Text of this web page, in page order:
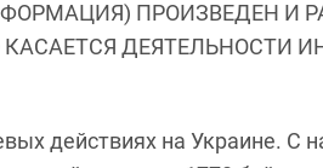
ПРОИЗВЕДЕН И
ДЕЯТЕЛЬНОСТИ
действиях на Украине. С